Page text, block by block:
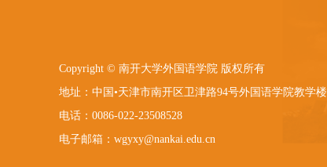
Copyright © 南开大学外国语学院 版权所有
地址：中国•天津市南开区卫津路94号外国语学院教学楼
电话：0086-022-23508528
电子邮箱：wgyxy@nankai.edu.cn